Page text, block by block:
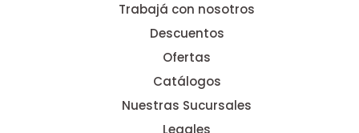
Trabajá con nosotros
Descuentos
Ofertas
Catálogos
Nuestras Sucursales